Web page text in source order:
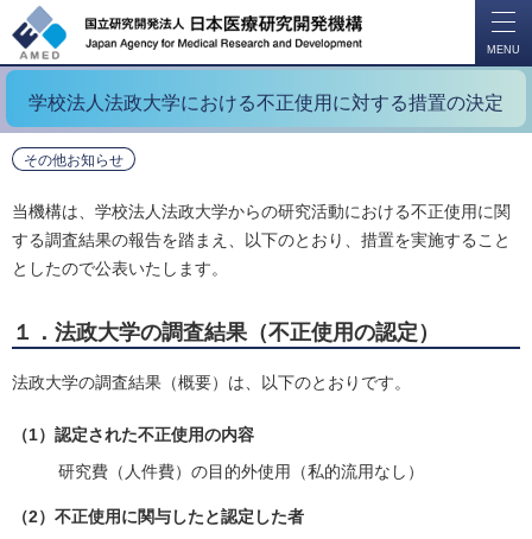
MENU
学校法人法政大学における不正使用に対する措置の決定
その他お知らせ
当機構は、学校法人法政大学からの研究活動における不正使用に関
する調査結果の報告を踏まえ、以下のとおり、措置を実施すること
としたので公表いたします。
１．法政大学の調査結果（不正使用の認定）
法政大学の調査結果（概要）は、以下のとおりです。
（1）認定された不正使用の内容
研究費（人件費）の目的外使用（私的流用なし）
（2）不正使用に関与したと認定した者